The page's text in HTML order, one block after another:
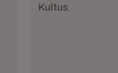
Kultus.